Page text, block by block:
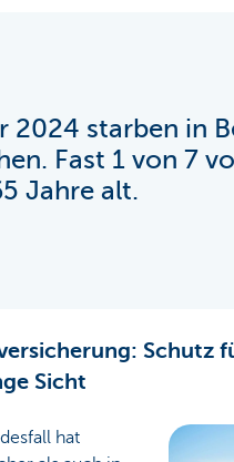
2024 starben in
Fast 1 von 7
Jahre alt.
Schutz
Sicht
hat